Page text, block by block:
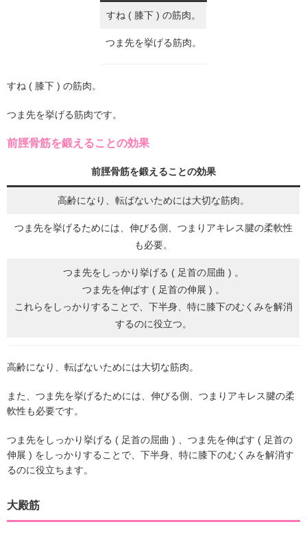
すね ( 膝下 ) の筋肉。
つま先を挙げる筋肉。
すね ( 膝下 ) の筋肉。
つま先を挙げる筋肉です。
前脛骨筋を鍛えることの効果
前脛骨筋を鍛えることの効果
高齢になり、転ばないためには大切な筋肉。
つま先を挙げるためには、伸びる側、つまりアキレス腱の柔軟性
も必要。
つま先をしっかり挙げる ( 足首の屈曲 ) 。
つま先を伸ばす ( 足首の伸展 ) 。
これらをしっかりすることで、下半身、特に膝下のむくみを解消
するのに役立つ。
高齢になり、転ばないためには大切な筋肉。
また、つま先を挙げるためには、伸びる側、つまりアキレス腱の柔
軟性も必要です。
つま先をしっかり挙げる ( 足首の屈曲 ) 、つま先を伸ばす ( 足首の
伸展 ) をしっかりすることで、下半身、特に膝下のむくみを解消す
るのに役立ちます。
大殿筋